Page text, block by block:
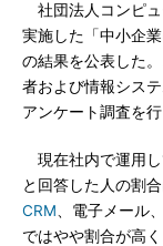
社団法人コンピュ
実施した「中小企
の結果を公表した
者および情報シス
アンケート調査を行
現在社内で運用し
と回答した人の割
CRM 、電子メール、
ではやや割合が高